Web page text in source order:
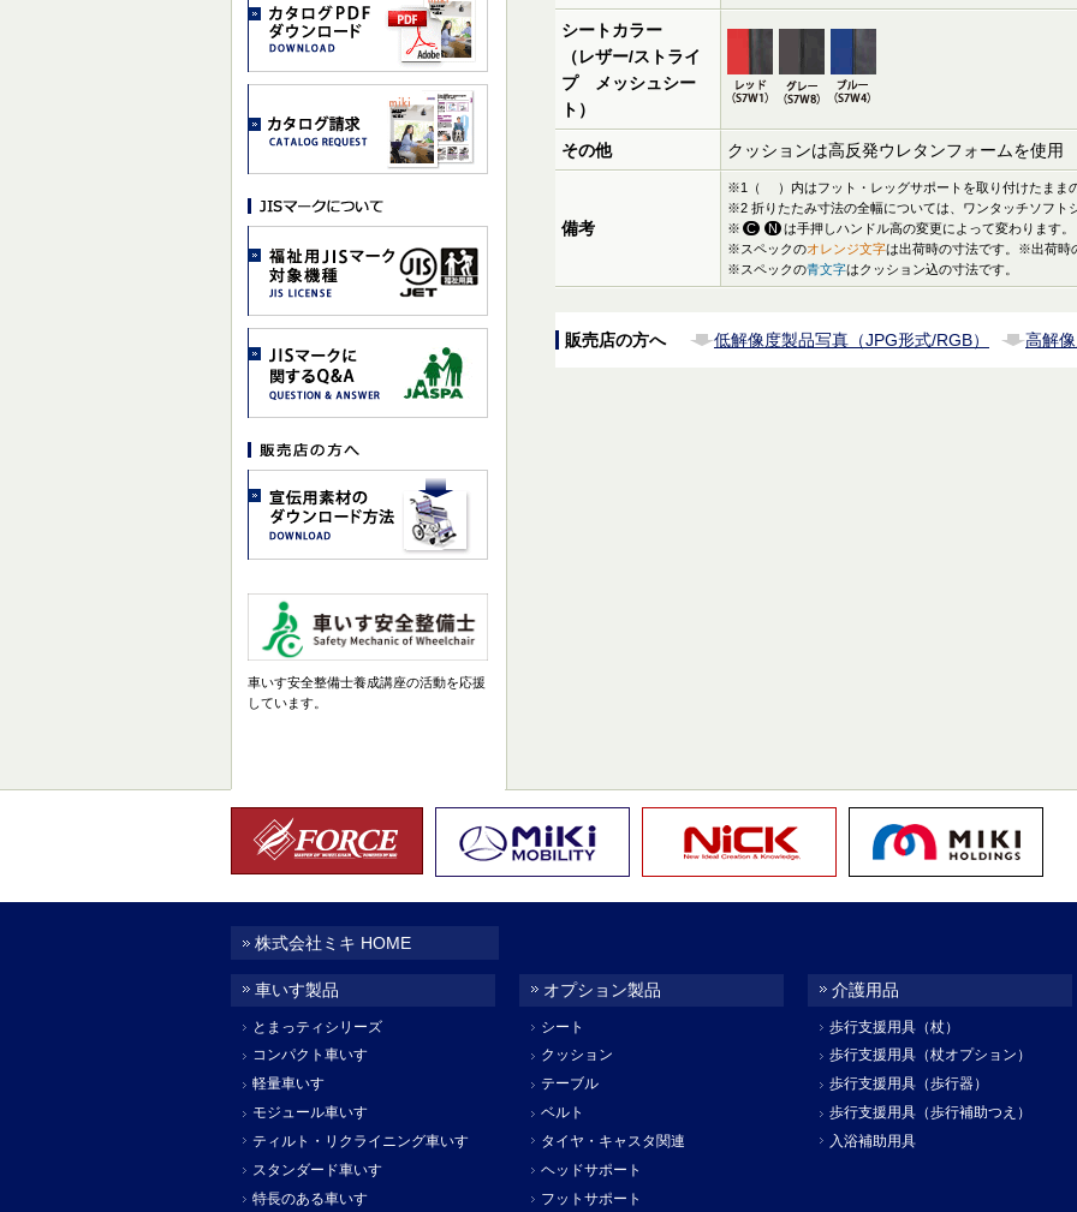
シートカラー
（レザー/ストライ
プ メッシュシー
ト）
その他 クッションは高反発ウレタンフォームを使用
備考
※1（ ）内はフット・レッグサポートを取り付けたまま
※2 折りたたみ寸法の全幅については、ワンタッチソフト
※ C N は手押しハンドル高の変更によって変わります。
※スペックのオレンジ文字は出荷時の寸法です。※出荷時
※スペックの青文字はクッション込の寸法です。
販売店の方へ 低解像度製品写真（JPG形式/RGB） 高解
車いす安全整備士養成講座の活動を応援
しています。
株式会社ミキ HOME
車いす製品
とまっティシリーズ
コンパクト車いす
軽量車いす
モジュール車いす
ティルト・リクライニング車いす
スタンダード車いす
特長のある車いす
オプション製品
シート
クッション
テーブル
ベルト
タイヤ・キャスタ関連
ヘッドサポート
フットサポート
介護用品
歩行支援用具（杖）
歩行支援用具（杖オプション）
歩行支援用具（歩行器）
歩行支援用具（歩行補助つえ）
入浴補助用具